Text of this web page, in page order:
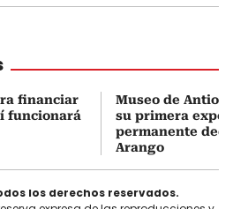
financiar
funcionará
Museo de
su primera
permanente
Arango
los derechos reservados.